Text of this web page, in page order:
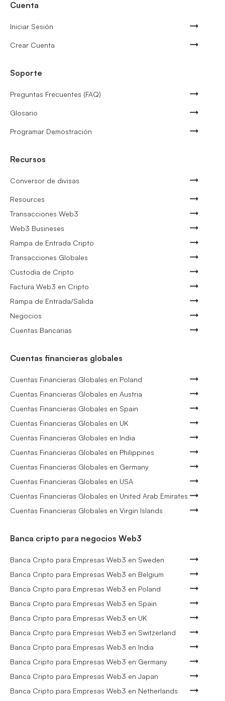
Cuenta
Iniciar Sesión
Crear Cuenta
Soporte
Preguntas Frecuentes (FAQ)
Glosario
Programar Demostración
Recursos
Conversor de divisas
Resources
Transacciones Web3
Web3 Busineses
Rampa de Entrada Cripto
Transacciones Globales
Custodia de Cripto
Factura Web3 en Cripto
Rampa de Entrada/Salida
Negocios
Cuentas Bancarias
Cuentas financieras globales
Cuentas Financieras Globales en Poland
Cuentas Financieras Globales en Austria
Cuentas Financieras Globales en Spain
Cuentas Financieras Globales en UK
Cuentas Financieras Globales en India
Cuentas Financieras Globales en Philippines
Cuentas Financieras Globales en Germany
Cuentas Financieras Globales en USA
Cuentas Financieras Globales en United Arab Emirates
Cuentas Financieras Globales en Virgin Islands
Banca cripto para negocios Web3
Banca Cripto para Empresas Web3 en Sweden
Banca Cripto para Empresas Web3 en Belgium
Banca Cripto para Empresas Web3 en Poland
Banca Cripto para Empresas Web3 en Spain
Banca Cripto para Empresas Web3 en UK
Banca Cripto para Empresas Web3 en Switzerland
Banca Cripto para Empresas Web3 en India
Banca Cripto para Empresas Web3 en Germany
Banca Cripto para Empresas Web3 en Japan
Banca Cripto para Empresas Web3 en Netherlands